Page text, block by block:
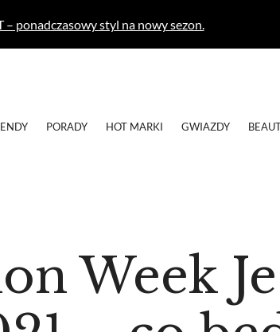
– ponadczasowy styl na nowy sezon.
PORADY HOT MARKI GWIAZDY
Week